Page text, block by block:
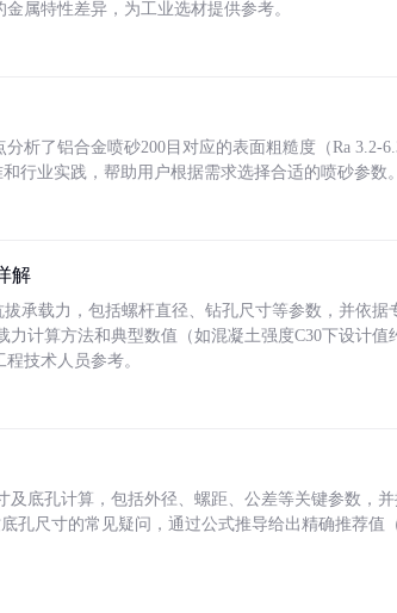
属特性差异，为工业选材提供参考。
析了铝合金喷砂200目对应的表面粗糙度（Ra 3.2-
行业实践，帮助用户根据需求选择合适的喷砂参数。
解
承载力，包括螺杆直径、钻孔尺寸等参数，并依据
力计算方法和典型数值（如混凝土强度C30下设计值
技术人员参考。
及底孔计算，包括外径、螺距、公差等关键参数，
底孔尺寸的常见疑问，通过公式推导给出精确推荐值